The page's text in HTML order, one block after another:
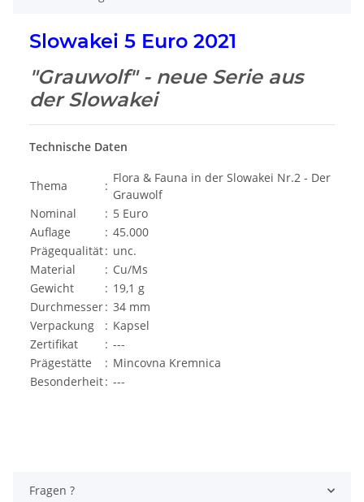
Slowakei 5 Euro 2021
"Grauwolf" - neue Serie aus
der Slowakei
Technische Daten
Thema :
Flora & Fauna in der Slowakei Nr.2 - Der
Grauwolf
Nominal
: 5 Euro
Auflage
: 45.000
Prägequalität: unc.
Material
: Cu/Ms
Gewicht
: 19,1 g
Durchmesser: 34 mm
Verpackung
: Kapsel
Zertifikat
: ---
Prägestätte
: Mincovna Kremnica
Besonderheit: ---
Fragen ?